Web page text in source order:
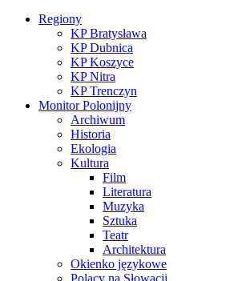
Regiony
KP Bratysława
KP Dubnica
KP Koszyce
KP Nitra
KP Trenczyn
Monitor Polonijny
Archiwum
Historia
Ekologia
Kultura
Film
Literatura
Muzyka
Sztuka
Teatr
Architektura
Okienko językowe